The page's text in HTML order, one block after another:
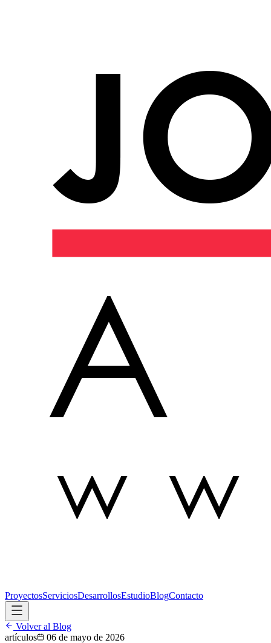
ProyectosServiciosDesarrollosEstudioBlogContacto
Volver al Blog
artículos
06 de mayo de 2026